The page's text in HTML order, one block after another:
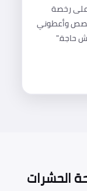
رخصة
وأعطوني
حاجة."
الحشرات